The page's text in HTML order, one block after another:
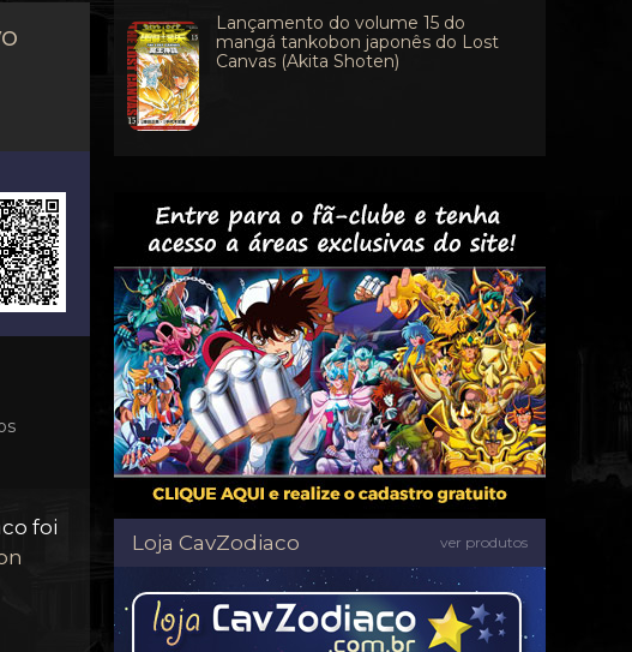
foi
Lançamento do volume 15 do
mangá tankobon japonês do Lost
Canvas (Akita Shoten)
Loja CavZodiaco ver produtos